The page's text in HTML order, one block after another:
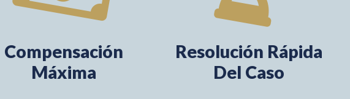
Compensación
Máxima
Resolución Rápida
Del Caso